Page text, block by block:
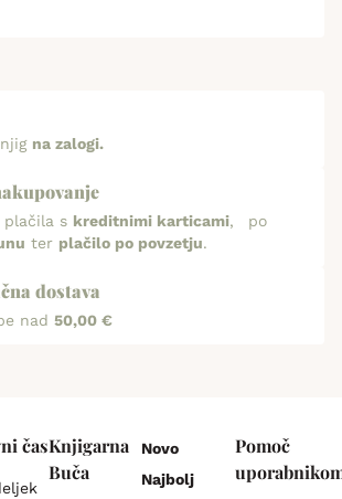
na zalogi.
plačila s kreditnimi karticami, po
ter plačilo po povzetju.
dostava
nad 50,00 €
časKnjigarna
Buča
Novo
Najbolj
Pomoč